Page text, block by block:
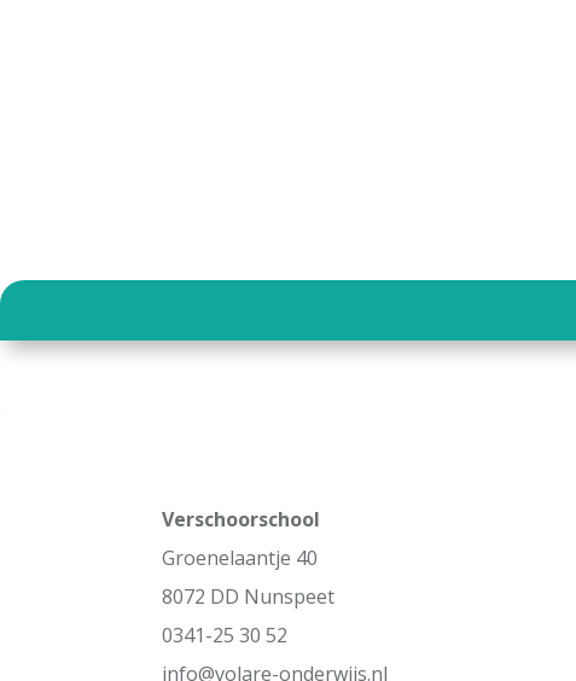
Verschoorschool
Groenelaantje 40
8072 DD Nunspeet
0341-25 30 52
info@volare-onderwijs.nl